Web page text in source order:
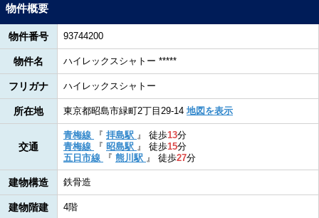
物件概要
物件番号 93744200
物件名 ハイレックスシャトー *****
フリガナ ハイレックスシャトー
所在地 東京都昭島市緑町2丁目29-14 地図を表示
交通
青梅線 『 拝島駅 』 徒歩13分
青梅線
『 昭島駅 』 徒歩15分
五日市線
『 熊川駅 』 徒歩27分
建物構造 鉄骨造
建物階建 4階